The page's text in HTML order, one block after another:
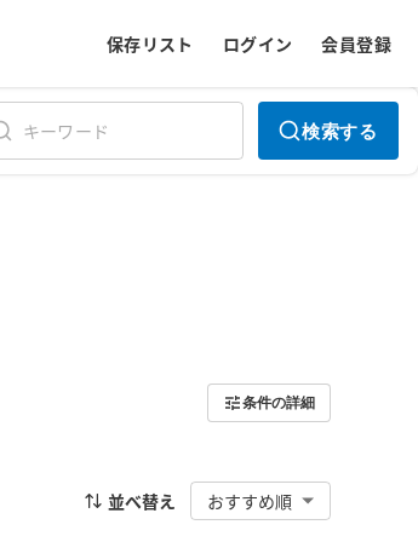
保存リスト ログイン 会員登録
検索する
条件の詳細
並べ替え おすすめ順